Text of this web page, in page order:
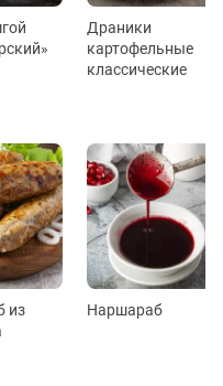
Драники
картофельные
классические
из
Наршараб